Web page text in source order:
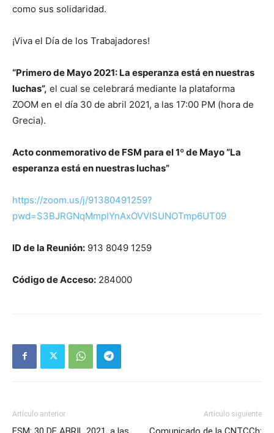
como sus solidaridad.
¡Viva el Día de los Trabajadores!
“Primero de Mayo 2021: La esperanza está en nuestras
luchas”, el cual se celebrará mediante la plataforma
ZOOM en el día 30 de abril 2021, a las 17:00 PM (hora de
Grecia).
Acto conmemorativo de FSM para el 1º de Mayo “La
esperanza está en nuestras luchas”
https://zoom.us/j/91380491259?
pwd=S3BJRGNqMmpIYnAxOVVISUNOTmp6UT09
ID de la Reunión: 913 8049 1259
Código de Acceso: 284000
Artículo anterior Artículo siguiente